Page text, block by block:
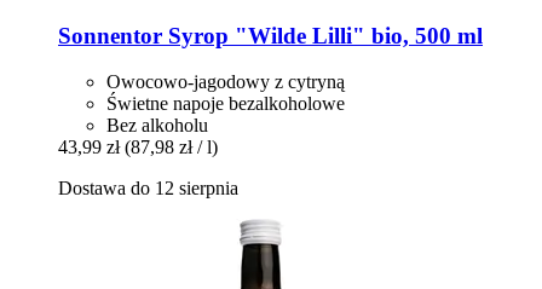
Sonnentor Syrop "Wilde Lilli" bio, 500 ml
Owocowo-jagodowy z cytryną
Świetne napoje bezalkoholowe
Bez alkoholu
43,99 zł (87,98 zł / l)
Dostawa do 12 sierpnia